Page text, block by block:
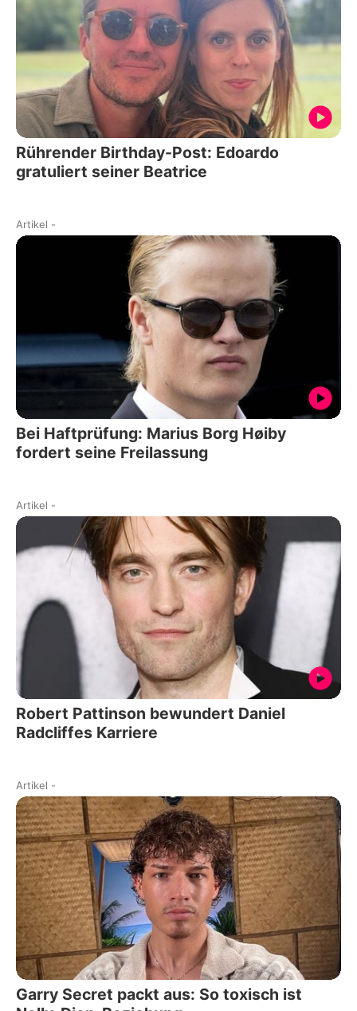
Rührender Birthday-Post: Edoardo
gratuliert seiner Beatrice
Artikel -
Bei Haftprüfung: Marius Borg Høiby
fordert seine Freilassung
Artikel -
Robert Pattinson bewundert Daniel
Radcliffes Karriere
Artikel -
Garry Secret packt aus: So toxisch ist